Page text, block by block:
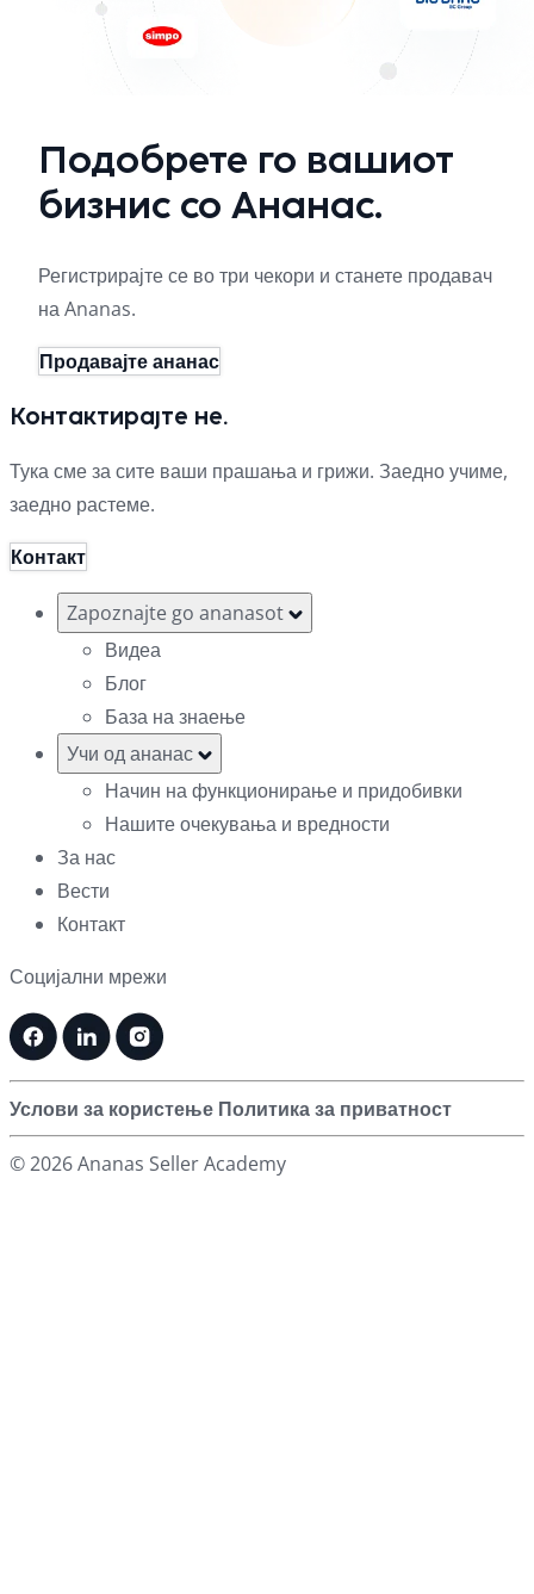
Подобрете го вашиот
бизнис со Ананас.
Регистрирајте се во три чекори и станете продавач
на Ananas.
Продавајте ананас
Контактирајте не.
Тука сме за сите ваши прашања и грижи. Заедно учиме,
заедно растеме.
Контакт
Zapoznajte go ananasot
Видеа
Блог
База на знаење
Учи од ананас
Начин на функционирање и придобивки
Нашите очекувања и вредности
За нас
Вести
Контакт
Социјални мрежи
Услови за користење Политика за приватност
© 2026 Ananas Seller Academy